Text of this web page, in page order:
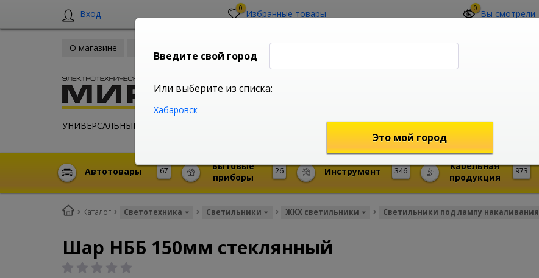
Вход 0 Избранные товары 0 Вы смотрели
О магазине
УНИВЕРСАЛЬНЫЙ ИНТЕРНЕТ МАГАЗИН shop@mireks.ru
67
Автотовары 26
Бытовые
приборы
346
Инструмент 973
Кабельная
продукция
Каталог Светотехника Светильники ЖКХ светильники Светильники под лампу накаливания
Шар НББ 150мм стеклянный
Введите свой город
Или выберите из списка:
Хабаровск
Это мой город